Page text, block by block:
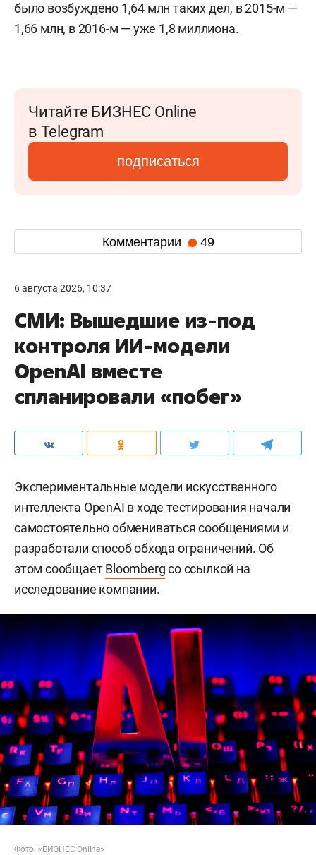
было возбуждено 1,64 млн таких дел, в 2015-м —
1,66 млн, в 2016-м — уже 1,8 миллиона.
Читайте БИЗНЕС Online
в Telegram
подписаться
Комментарии 49
6 августа 2026, 10:37
СМИ: Вышедшие из-под
контроля ИИ-модели
OpenAI вместе
спланировали «побег»
Экспериментальные модели искусственного
интеллекта OpenAI в ходе тестирования начали
самостоятельно обмениваться сообщениями и
разработали способ обхода ограничений. Об
этом сообщаетBloombergсо ссылкой на
исследование компании.
Фото: «БИЗНЕС Online»